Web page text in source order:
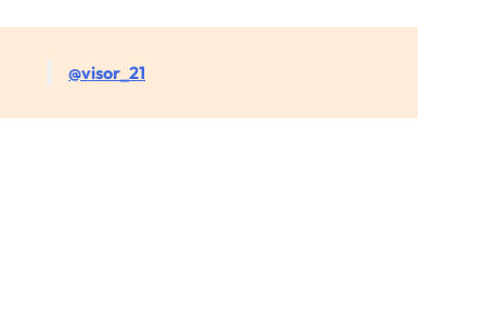
@visor_21